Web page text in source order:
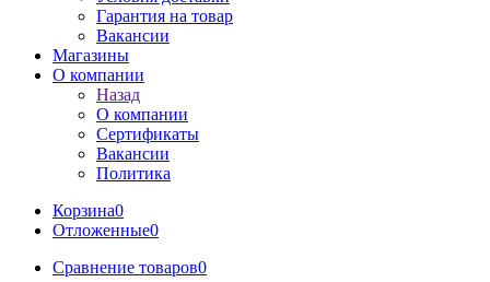
Гарантия на товар
Вакансии
Магазины
О компании
Назад
О компании
Сертификаты
Вакансии
Политика
Корзина0
Отложенные0
Сравнение товаров0